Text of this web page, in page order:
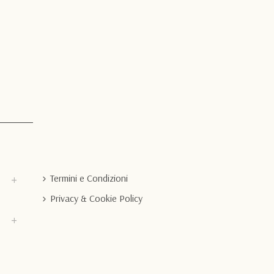
Termini e Condizioni
Privacy & Cookie Policy